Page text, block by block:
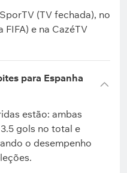
(TV fechada), no
e na CazéTV
para Espanha
estão: ambas
gols no total e
o desempenho